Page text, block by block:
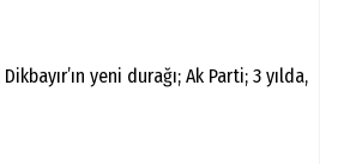
yeni durağı; Ak Parti; 3 yılda,